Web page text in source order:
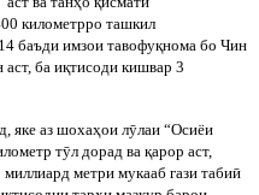
километрро ташкил
баъди имзои тавофуқнома бо Чин
ба иқтисоди кишвар 3
яке аз шохаҳои лӯлаи “Осиёи
тӯл дорад ва қарор аст,
метри мукааб гази табиӣ